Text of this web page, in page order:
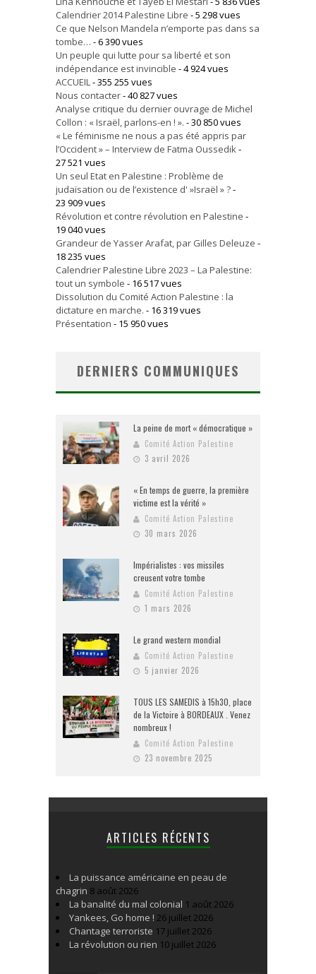
Calendrier 2014 Palestine Libre - 5 298 vues
Ce que Nelson Mandela n’emporte pas dans sa
tombe… - 6 390 vues
Un peuple qui lutte pour sa liberté et son
indépendance est invincible - 4 924 vues
ACCUEIL- 355 255 vues
Nous contacter- 40 827 vues
Analyse critique du dernier ouvrage de Michel
Collon : « Israël, parlons-en ! ». - 30 850 vues
« Le féminisme ne nous a pas été appris par
l’Occident » – Interview de Fatma Oussedik-
27 521 vues
Un seul Etat en Palestine : Problème de
judaïsation ou de l’existence d' »Israël » ?-
23 909 vues
Révolution et contre révolution en Palestine -
19 040 vues
Grandeur de Yasser Arafat, par Gilles Deleuze -
18 235 vues
Calendrier Palestine Libre 2023 – La Palestine:
tout un symbole - 16 517 vues
Dissolution du Comité Action Palestine : la
dictature en marche. - 16 319 vues
Présentation - 15 950 vues
DERNIERS COMMUNIQUES
La peine de mort « démocratique »
Comité Action Palestine
3 avril 2026
« En temps de guerre, la première
victime est la vérité »
Comité Action Palestine
30 mars 2026
Impérialistes : vos missiles
creusent votre tombe
Comité Action Palestine
1 mars 2026
Le grand western mondial
Comité Action Palestine
5 janvier 2026
TOUS LES SAMEDIS à 15h30, place
de la Victoire à BORDEAUX . Venez
nombreux !
Comité Action Palestine
23 novembre 2025
ARTICLES RÉCENTS
La puissance américaine en peau de
chagrin 8 août 2026
La banalité du mal colonial 1 août 2026
Yankees, Go home ! 26 juillet 2026
Chantage terroriste 17 juillet 2026
La révolution ou rien 10 juillet 2026